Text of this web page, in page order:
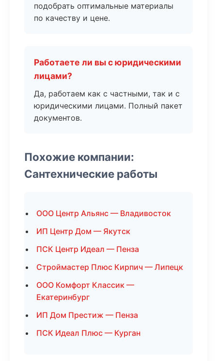
подобрать оптимальные материалы
по качеству и цене.
Работаете ли вы с юридическими
лицами?
Да, работаем как с частными, так и с
юридическими лицами. Полный пакет
документов.
Похожие компании:
Сантехнические работы
ООО Центр Альянс — Владивосток
ИП Центр Дом — Якутск
ПСК Центр Идеал — Пенза
Строймастер Плюс Кирпич — Липецк
ООО Комфорт Классик —
Екатеринбург
ИП Дом Престиж — Пенза
ПСК Идеал Плюс — Курган